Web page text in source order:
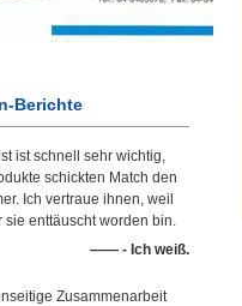
Berichte
ist schnell sehr wichtig,
schickten Match den
Ich vertraue ihnen, weil
sie enttäuscht worden bin.
—— - Ich weiß.
Zusammenarbeit